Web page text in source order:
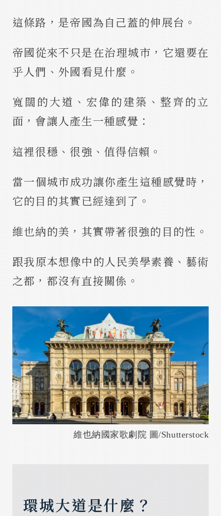
這條路，是帝國為自己蓋的伸展台。
帝國從來不只是在治理城市，它還要在
乎人們、外國看見什麼。
寬闊的大道、宏偉的建築、整齊的立
面，會讓人產生一種感覺：
這裡很穩、很強、值得信賴。
當一個城市成功讓你產生這種感覺時，
它的目的其實已經達到了。
維也納的美，其實帶著很強的目的性。
跟我原本想像中的人民美學素養、藝術
之都，都沒有直接關係。
維也納國家歌劇院 圖/Shutterstock
環城大道是什麼？